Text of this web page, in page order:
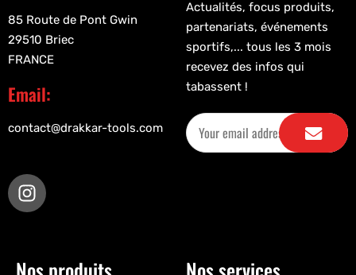
85 Route de Pont Gwin
29510 Briec
FRANCE
Email:
contact@drakkar-tools.com
Actualités, focus produits,
partenariats, événements
sportifs,... tous les 3 mois
recevez des infos qui
tabassent !